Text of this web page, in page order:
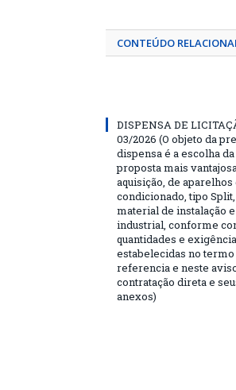
CONTEÚDO
DISPENSA DE
03/2026 (O objeto da
dispensa é a escolha da
proposta mais
aquisição, de aparelhos
condicionado, tipo
material de instalação
industrial, conforme
quantidades e
estabelecidas no termo
referencia e neste
contratação direta e
anexos)